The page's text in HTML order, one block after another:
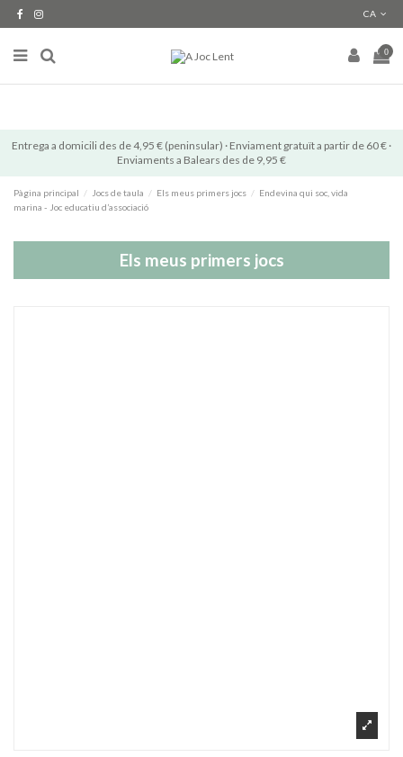
CA
0
Entrega a domicili des de 4,95 € (peninsular) · Enviament gratuït a partir de 60 € ·
Enviaments a Balears des de 9,95 €
Pàgina principal Jocs de taula Els meus primers jocs
Endevina qui soc, vida
marina - Joc educatiu d’associació
Els meus primers jocs